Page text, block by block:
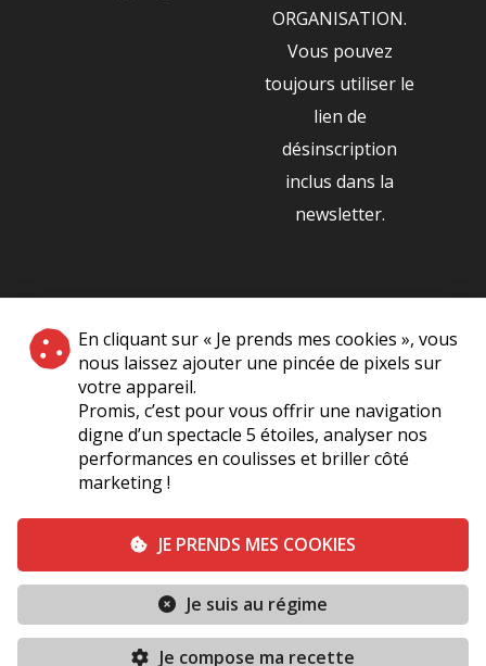
En cliquant sur « Je prends mes cookies », vous
nous laissez ajouter une pincée de pixels sur
votre appareil.
Promis, c’est pour vous offrir une navigation
digne d’un spectacle 5 étoiles, analyser nos
performances en coulisses et briller côté
marketing !
JE PRENDS MES COOKIES
Je suis au régime
Je compose ma recette
ORGANISATION.
Vous pouvez
toujours utiliser le
lien de
désinscription
inclus dans la
newsletter.
NOS PARTENAIRES
|
Plan du site A Propos de Nous
Mentions légales Vie Privée
Conditions générales de vente
Conditions générales Politique de cookies (UE)